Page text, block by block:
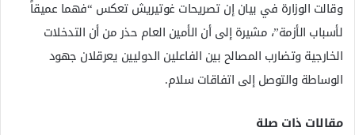
وقالت الوزارة في بيان إن تصريحات غوتيريش تعكس “فهما عميقاً
لأسباب الأزمة”، مشيرة إلى أن الأمين العام حذر من أن التدخلات
الخارجية وتضارب المصالح بين الفاعلين الدوليين يعرقلان جهود
الوساطة والتوصل إلى اتفاقات سلام.
مقالات ذات صلة